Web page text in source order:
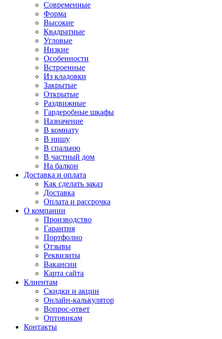
Современные
Форма
Высокие
Квадратные
Угловые
Низкие
Особенности
Встроенные
Из кладовки
Закрытые
Открытые
Раздвижные
Гардеробные шкафы
Назначение
В комнату
В нишу
В спальню
В частный дом
На балкон
Доставка и оплата
Как сделать заказ
Доставка
Оплата и рассрочка
О компании
Производство
Гарантия
Портфолио
Отзывы
Реквизиты
Вакансии
Карта сайта
Клиентам
Скидки и акции
Онлайн-калькулятор
Вопрос-ответ
Оптовикам
Контакты